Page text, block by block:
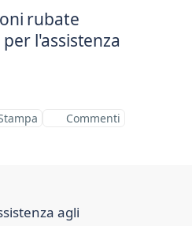
rubate
l'assistenza
Commenti
agli